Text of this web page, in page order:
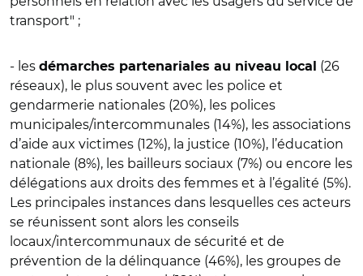
transport" ;
- les démarches partenariales au niveau local
(26
réseaux), le plus souvent avec les police et
gendarmerie nationales (20%), les polices
municipales/intercommunales (14%), les associations
d’aide aux victimes (12%), la justice (10%), l’éducation
nationale (8%), les bailleurs sociaux (7%) ou encore les
délégations aux droits des femmes et à l’égalité (5%).
Les principales instances dans lesquelles ces acteurs
se réunissent sont alors les conseils
locaux/intercommunaux de sécurité et de
prévention de la délinquance (46%), les groupes de